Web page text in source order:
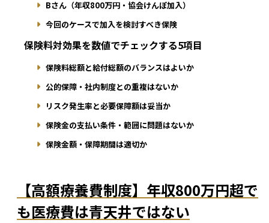
Bさん（年収800万円・協会けんぽ加入）
今回のケースで加入を検討すべき保険
保険料対効果を数値でチェックする5項目
保険料総額と給付総額のバランスはよいか
公的保障・社内制度との重複はないか
リスク発生率と必要保障額は妥当か
保険金の支払い条件・範囲に問題はないか
保険金額・保障期間は適切か
【高額療養費制度】年収800万円超で
も医療費は青天井ではない